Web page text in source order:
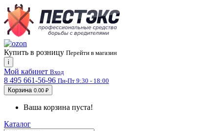
Купить в розницу Перейти в магазин
i
Мой кабинет Вход
8 495 661-56-96 Пн-Пт 9:30 - 18:00
Корзина 0.00 ₽
Ваша корзина пуста!
Каталог